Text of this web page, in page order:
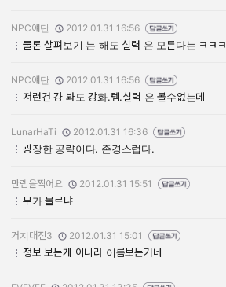
작성자:
NPC얘단
작성일:
2012.01.31 16:56
물론 살펴보기 는 해도 실력 은 모른다는 ㅋㅋㅋ
작성자:
NPC얘단
작성일:
2012.01.31 16:56
저런건 걍 봐도 강화.템.실력 은 볼수없는데
작성자:
LunarHaTi
작성일:
2012.01.31 16:36
굉장한 공략이다. 존경스럽다.
작성자:
만렙을찍어요
작성일:
2012.01.31 15:51
무가 몰르냐
작성자:
거지대전3
작성일:
2012.01.31 15:01
정보 보는게 아니라 이름보는거네